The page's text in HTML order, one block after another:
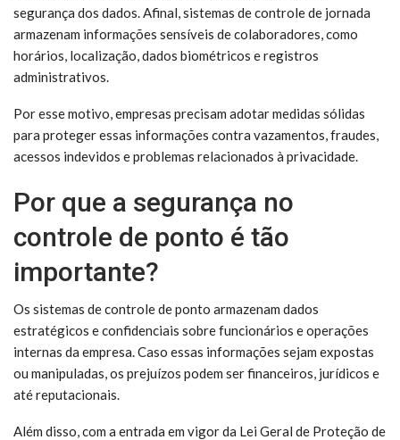
segurança dos dados. Afinal, sistemas de controle de jornada
armazenam informações sensíveis de colaboradores, como
horários, localização, dados biométricos e registros
administrativos.
Por esse motivo, empresas precisam adotar medidas sólidas
para proteger essas informações contra vazamentos, fraudes,
acessos indevidos e problemas relacionados à privacidade.
Por que a segurança no
controle de ponto é tão
importante?
Os sistemas de controle de ponto armazenam dados
estratégicos e confidenciais sobre funcionários e operações
internas da empresa. Caso essas informações sejam expostas
ou manipuladas, os prejuízos podem ser financeiros, jurídicos e
até reputacionais.
Além disso, com a entrada em vigor da Lei Geral de Proteção de